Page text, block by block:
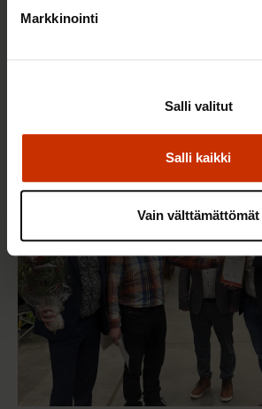
Markkinointi
Salli kaikki
Salli valitut
Vain välttämättömät
Työaikaisella ruokailulla on väliä
TERVE JA HYVÄ TYÖELÄMÄ